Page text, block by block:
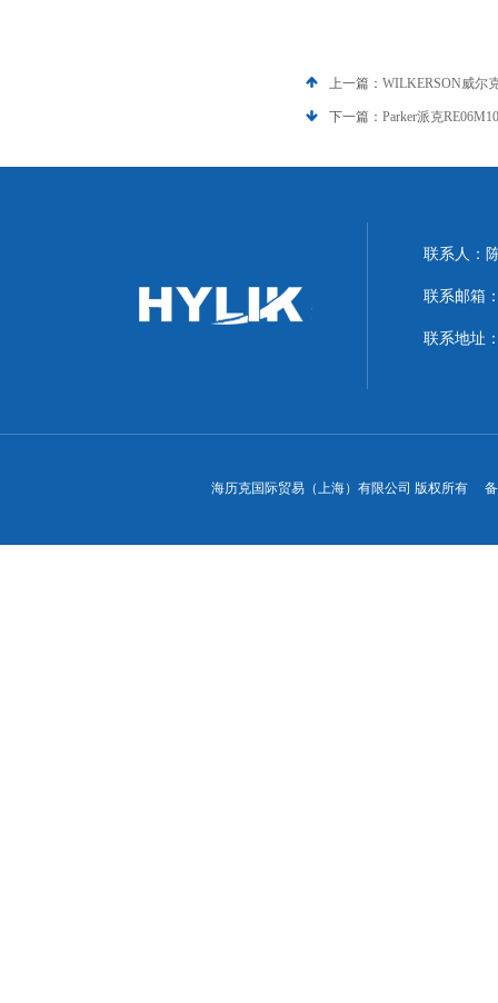
上一篇： WILKERSON威尔
下一篇： Parker派克
联系人：
联系邮箱
联系地址
海历克国际贸易（上海）有限公司 版权所有